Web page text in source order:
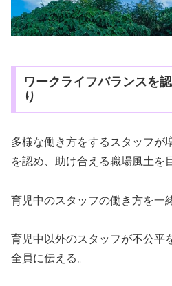
ワークライフバランスを
り
多様な働き方をするスタッフが
を認め、助け合える職場風土を
育児中のスタッフの働き方を一
育児中以外のスタッフが不公平
全員に伝える。